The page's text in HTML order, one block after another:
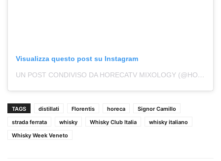
Visualizza questo post su Instagram
UN POST CONDIVISO DA HORECATV MIXOLOGY (@HORECATV.MIXOLOGY)
TAGS distillati Florentis horeca
Signor Camillo
strada ferrata
whisky Whisky Club Italia
whisky italiano
Whisky Week Veneto